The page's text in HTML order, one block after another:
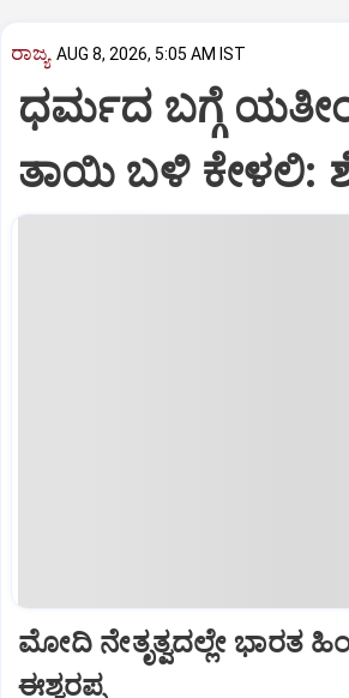
ರಾಜ್ಯ AUG 8, 2026, 5:05 AM IST
ಧರ್ಮದ ಬಗ್ಗೆ
ತಾಯಿ ಬಳಿ ಕೇಳಲಿ:
ಮೋದಿ ನೇತೃತ್ವದಲ್ಲೇ ಭಾರತ
ಈಶ್ವರಪ್ಪ